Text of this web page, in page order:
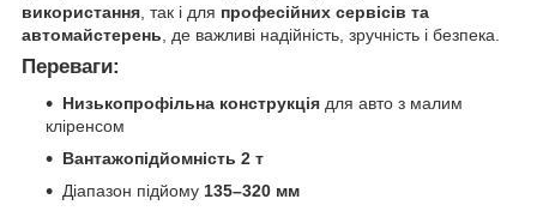
використання , так і для професійних сервісів та
автомайстерень , де важливі надійність, зручність і безпека.
Переваги:
Низькопрофільна конструкція для авто з малим
кліренсом
Вантажопідйомність 2 т
Діапазон підйому 135–320 мм